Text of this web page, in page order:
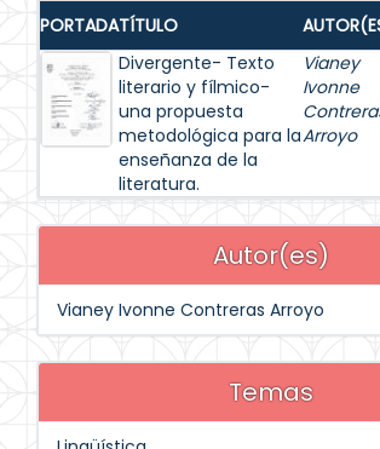
PORTADATÍTULO
Divergente- Texto
literario y fílmico-
una propuesta
metodológica para la
enseñanza de la
literatura.
Vianey
Ivonne
Arroyo
Autor(es)
Vianey Ivonne Contreras Arroyo
Temas